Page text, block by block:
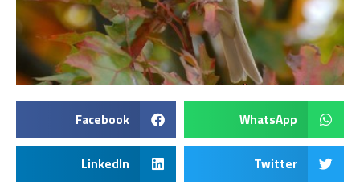
WhatsApp
Facebook
Twitter
LinkedIn